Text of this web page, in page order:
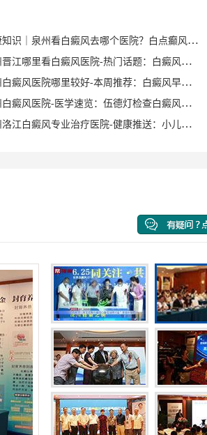
健康知识｜泉州看白癜风去哪个医院？白点癫风早期可以自愈？
泉州晋江哪里看白癜风医院-热门话题：白癜风症状有哪些？
泉州白癜风医院哪里较好-本周推荐：白癜风早期症状如何确诊？
泉州白癜风医院-医学速览：伍德灯检查白癜风症状？
泉州洛江白癜风专业治疗医院-健康推送：小儿脸上有白斑是什么原因？